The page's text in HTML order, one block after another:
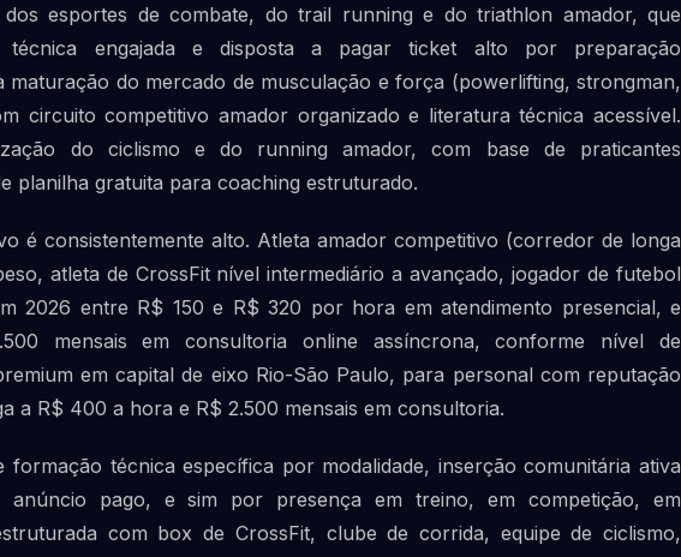
esportes de combate, do trail running e do triathlon amador, que
técnica engajada e disposta a pagar ticket alto por preparação
maturação do mercado de musculação e força (powerlifting, strongman,
circuito competitivo amador organizado e literatura técnica acessível.
do ciclismo e do running amador, com base de praticantes
planilha gratuita para coaching estruturado.
é consistentemente alto. Atleta amador competitivo (corredor de longa
atleta de CrossFit nível intermediário a avançado, jogador de futebol
2026 entre R$ 150 e R$ 320 por hora em atendimento presencial, e
mensais em consultoria online assíncrona, conforme nível de
em capital de eixo Rio-São Paulo, para personal com reputação
a R$ 400 a hora e R$ 2.500 mensais em consultoria.
técnica específica por modalidade, inserção comunitária ativa
pago, e sim por presença em treino, em competição, em
com box de CrossFit, clube de corrida, equipe de ciclismo,